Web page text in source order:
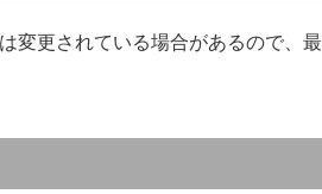
変更されている場合があるので、最